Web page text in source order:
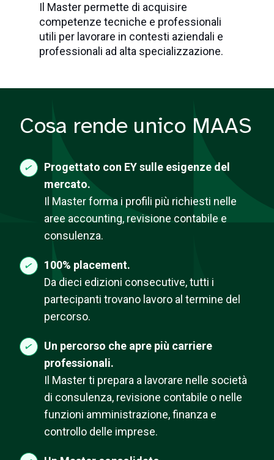
Il Master permette di acquisire
competenze tecniche e professionali
utili per lavorare in contesti aziendali e
professionali ad alta specializzazione.
Cosa rende unico MAAS
Progettato con EY sulle esigenze del
mercato.
Il Master forma i profili più richiesti nelle
aree accounting, revisione contabile e
consulenza.
100% placement.
Da dieci edizioni consecutive, tutti i
partecipanti trovano lavoro al termine del
percorso.
Un percorso che apre più carriere
professionali.
Il Master ti prepara a lavorare nelle società
di consulenza, revisione contabile o nelle
funzioni amministrazione, finanza e
controllo delle imprese.